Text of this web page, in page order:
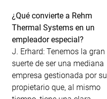
¿Qué convierte a Rehm
Thermal Systems en un
empleador especial?
J. Erhard: Tenemos la gran
suerte de ser una mediana
empresa gestionada por su
propietario que, al mismo